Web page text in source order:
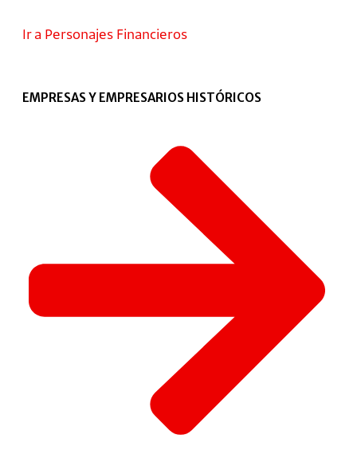
Ir a Personajes Financieros
EMPRESAS Y EMPRESARIOS HISTÓRICOS